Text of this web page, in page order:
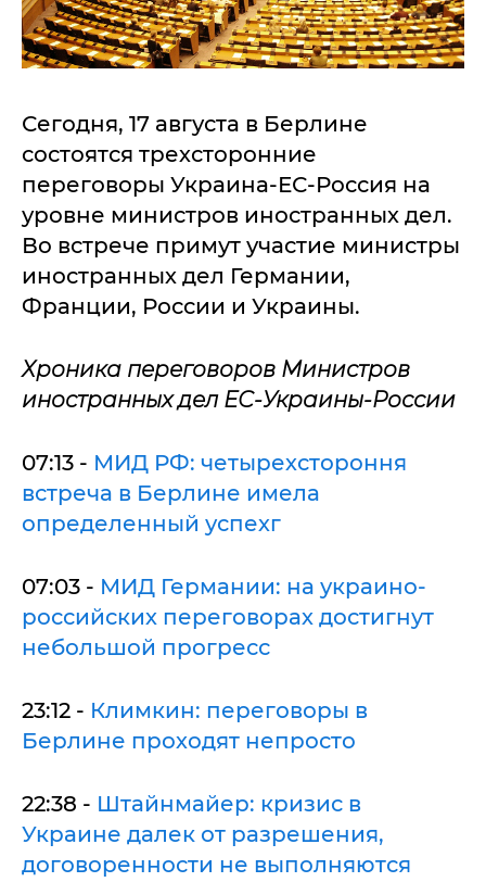
Сегодня, 17 августа в Берлине
состоятся трехсторонние
переговоры Украина-ЕС-Россия на
уровне министров иностранных дел.
Во встрече примут участие министры
иностранных дел Германии,
Франции, России и Украины.
Хроника переговоров Министров
иностранных дел ЕС-Украины-России
07:13 - МИД РФ: четырехстороння
встреча в Берлине имела
определенный успехг
07:03 - МИД Германии: на украино-
российских переговорах достигнут
небольшой прогресс
23:12 - Климкин: переговоры в
Берлине проходят непросто
22:38 - Штайнмайер: кризис в
Украине далек от разрешения,
договоренности не выполняются